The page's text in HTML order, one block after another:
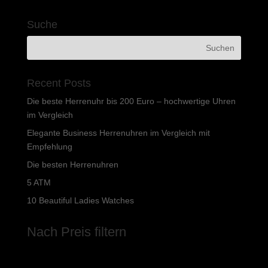
Suche
Recent Posts
Die beste Herrenuhr bis 200 Euro – hochwertige Uhren
im Vergleich
Elegante Business Herrenuhren im Vergleich mit
Empfehlung
Die besten Herrenuhren
5 ATM
10 Beautiful Ladies Watches
Nach Preis filtern